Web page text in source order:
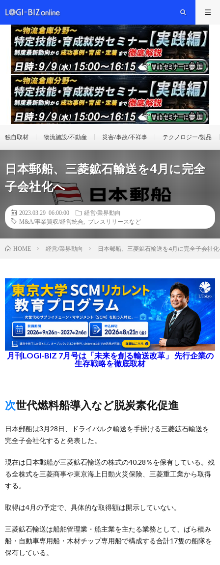
独自取材 物流施設/不動産 災害/事故/不祥事 テクノロジー/製品
日本郵船、三菱鉱石輸送を4月に完全
子会社化へ
2023.03.29 06:00:00
経営/業界動向
M&A/事業買収/経営統合
プレスリリースなど
HOME 経営/業界動向 日本郵船、三菱鉱石輸送を4月に完全子会社
月刊LOGI-BIZ 7月号は「未来を創る輸送改革」 先行企業の
生存戦略を徹底取材
次世代燃料船導入など脱炭素化促進
日本郵船は3月28日、ドライバルク輸送を手掛ける三菱鉱石輸送を
完全子会社化すると発表した。
現在は日本郵船が三菱鉱石輸送の株式の40.28％を保有している。残
る全株式を三菱商事や東京海上日動火災保険、三菱重工業から取得
する。
取得は4月の予定で、具体的な取得額は開示していない。
三菱鉱石輸送は船舶管理業・船主業を主たる業務として、ばら積み
船・自動車専用船・木材チップ専用船で構成する合計17隻の船隊を
保有している。